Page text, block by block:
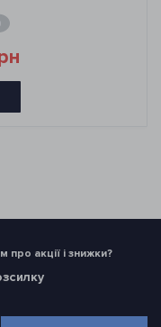
акції і знижки?